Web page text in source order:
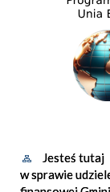
Jesteś tutaj
w sprawie